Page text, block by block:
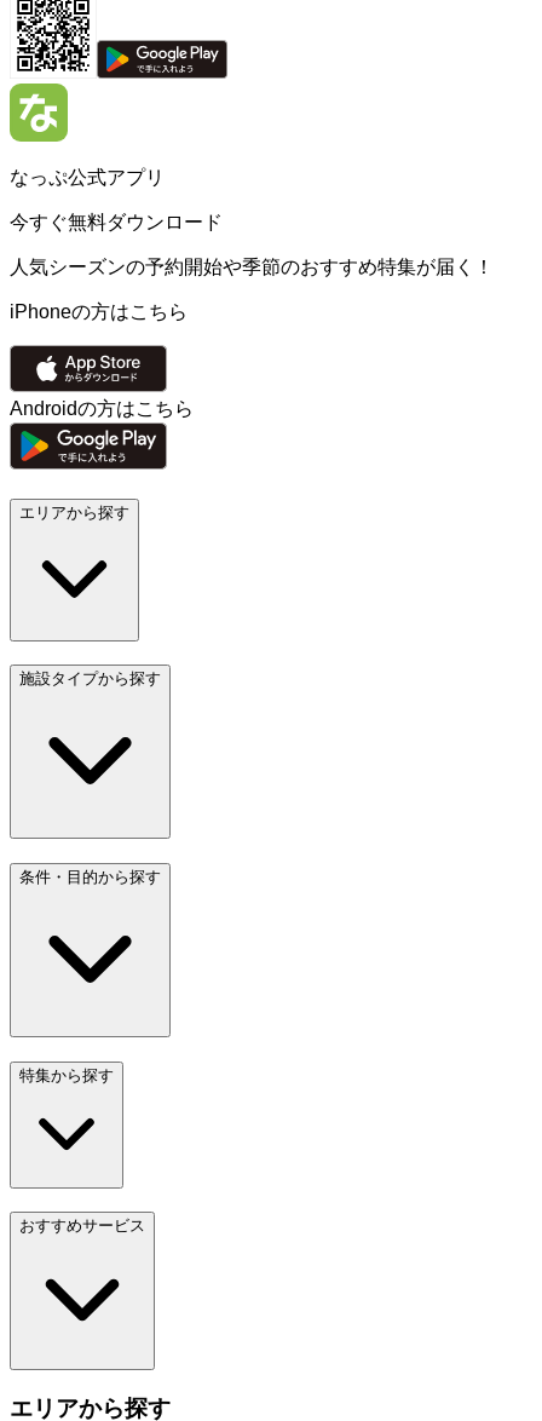
なっぷ公式アプリ
今すぐ無料ダウンロード
人気シーズンの予約開始や季節のおすすめ特集が届く！
iPhoneの方はこちら
Androidの方はこちら
エリアから探す
施設タイプから探す
条件・目的から探す
特集から探す
おすすめサービス
エリアから探す